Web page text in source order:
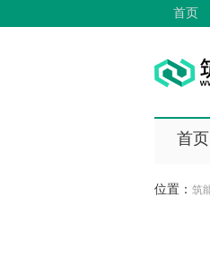
首页
首页
位置： 筑